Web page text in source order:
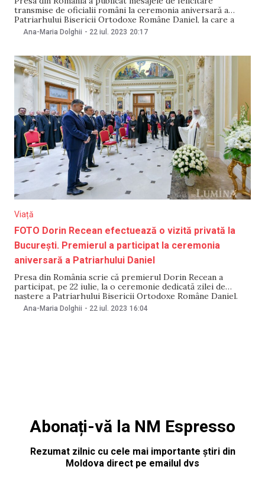
transmise de oficialii români la ceremonia aniversară a
Patriarhului Bisericii Ortodoxe Române Daniel, la care a
participat și premierul moldovean Dorin Recean. Șeful
Guvernului de la Chișinău i-a spus clericului că este așteptat
Ana-Maria Dolghii - 22 iul. 2023 20:17
Viață
FOTO Dorin Recean efectuează o vizită privată la
București. Premierul a participat la ceremonia
aniversară a Patriarhului Daniel
Presa din România scrie că premierul Dorin Recean a
participat, pe 22 iulie, la o ceremonie dedicată zilei de
naștere a Patriarhului Bisericii Ortodoxe Române Daniel.
Contactat de NM, purtătorul de cuvânt al Guvernului de la
Chișinău Daniel Vodă a confirmat informația. Începând cu
Ana-Maria Dolghii - 22 iul. 2023 16:04
Abonați-vă la NM Espresso
Rezumat zilnic cu cele mai importante știri din
Moldova direct pe emailul dvs